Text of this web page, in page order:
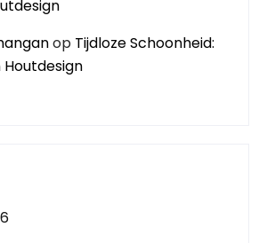
op Tijdloze Schoonheid:
Houtdesign